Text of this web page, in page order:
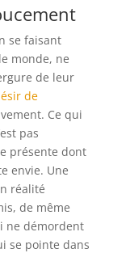
se faisant
monde, ne
de leur
de
Ce qui
pas
présente dont
envie. Une
réalité
de même
ne démordent
se pointe dans